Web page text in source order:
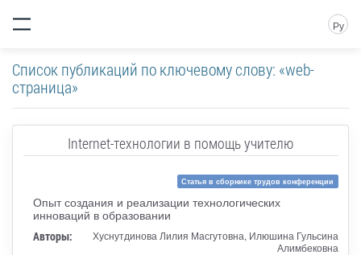
Ру
Список публикаций по ключевому слову: «web-
страница»
Internet-технологии в помощь учителю
Статья в сборнике трудов конференции
Опыт создания и реализации технологических
инноваций в образовании
Авторы:
Хуснутдинова Лилия Масгутовна, Илюшина Гульсина
Алимбековна